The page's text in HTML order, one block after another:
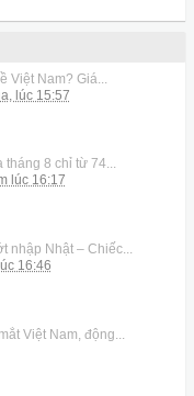
Việt Nam? Giá...
lúc 15:57
tháng 8 chỉ từ 74...
lúc 16:17
nhập Nhật – Chiếc...
16:46
Việt Nam, động...